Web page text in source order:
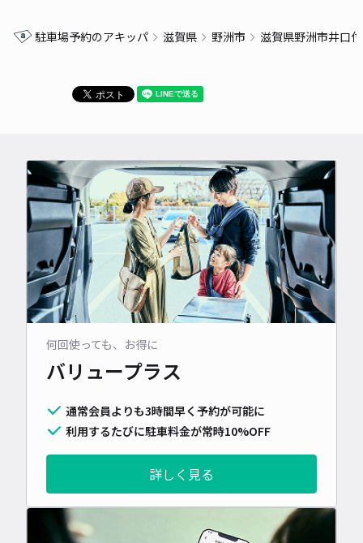
駐車場予約のアキッパ 滋賀県 野洲市 滋賀県野洲市井口
何回使っても、お得に
バリュープラス
通常会員よりも3時間早く予約が可能に
利用するたびに駐車料金が常時10%OFF
詳しく見る